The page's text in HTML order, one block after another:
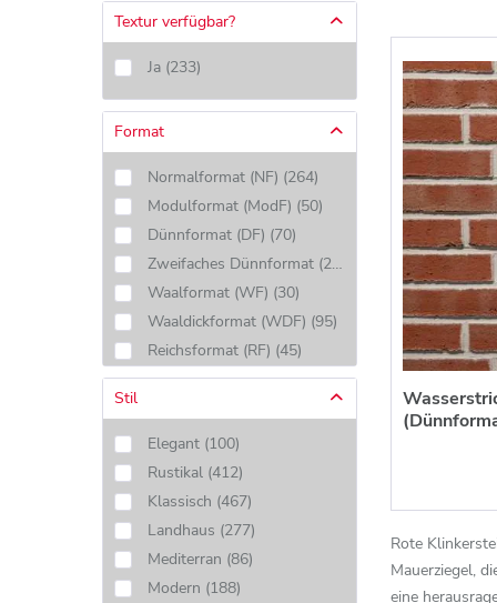
Textur verfügbar?
Ja (233)
Format
Normalformat (NF) (264)
Modulformat (ModF) (50)
Dünnformat (DF) (70)
Zweifaches Dünnformat (2DF)
Waalformat (WF) (30)
Waaldickformat (WDF) (95)
Reichsformat (RF) (45)
Dän. Normalformat (DNF)(3)
Stil
Elegant (100)
Rustikal (412)
Klassisch (467)
Landhaus (277)
Mediterran (86)
Modern (188)
Rote
Mauerziegel,
eine